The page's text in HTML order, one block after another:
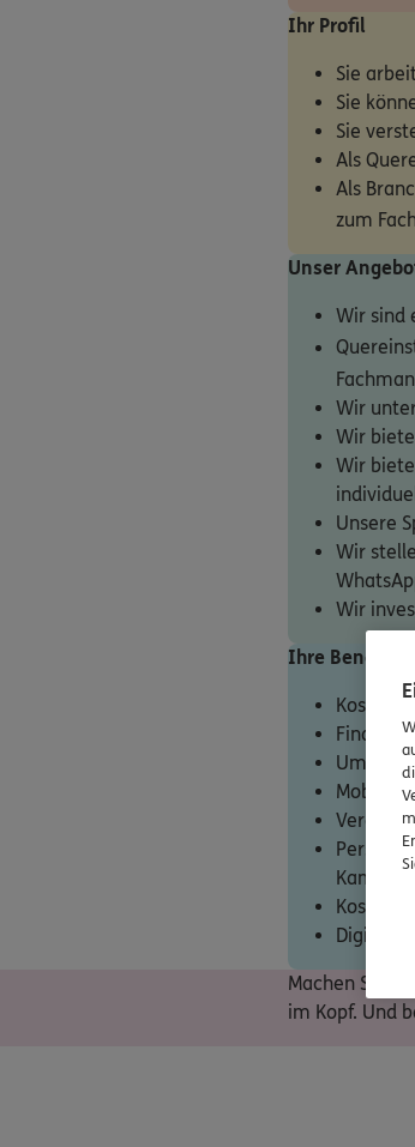
Ihr Profil
Sie
Sie
Sie
Als
Als
zum
Unser
Wir sind
Wir
Wir
Wir
Unsere
Wir
Wir
Ihre Benefits
Mobiles
Digitale
Machen Sie
im Kopf. Und